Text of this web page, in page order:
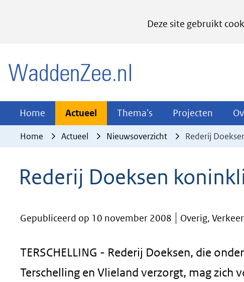
Deze site gebruikt
het
cookies
website
worden
Home Actueel Actueel
Uitklappen
Thema's Thema's
Uitklappen
Projecten
Home Actueel Nieuwsoverzicht Rederij
Rederij Doeksen
Gepubliceerd op 10 november 2008 Overig,
TERSCHELLING - Rederij Doeksen, die
Terschelling en Vlieland verzorgt, mag